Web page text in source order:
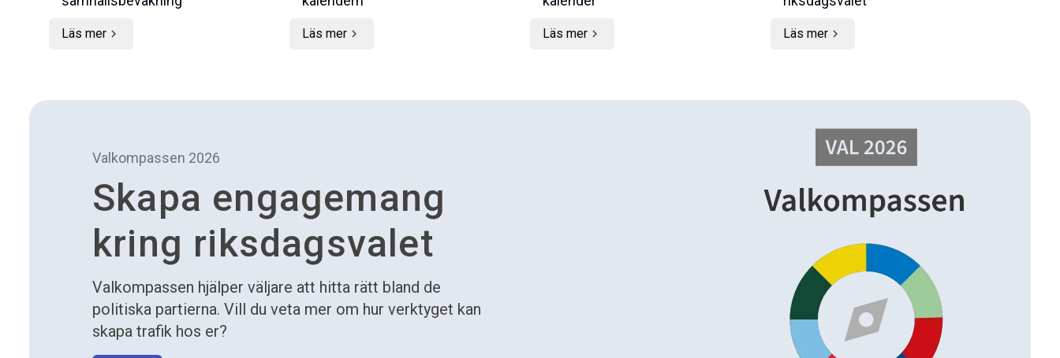
Läs mer chevron_right Läs mer chevron_right Läs mer chevron_right Läs mer chevron_right
Valkompassen 2026
Skapa engagemang
kring riksdagsvalet
Valkompassen hjälper väljare att hitta rätt bland de
politiska partierna. Vill du veta mer om hur verktyget kan
skapa trafik hos er?